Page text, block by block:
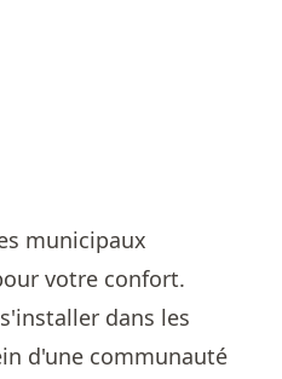
municipaux
votre confort.
dans les
d'une communauté